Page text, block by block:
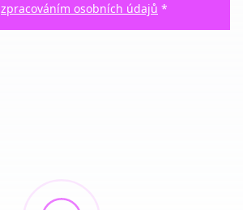
zpracováním osobních údajů *